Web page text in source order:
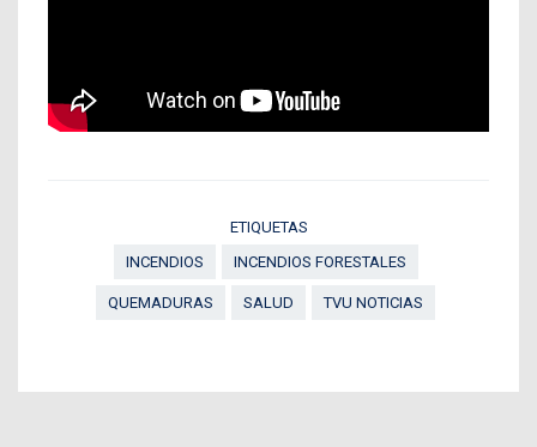
ETIQUETAS
INCENDIOS
INCENDIOS FORESTALES
QUEMADURAS SALUD TVU NOTICIAS